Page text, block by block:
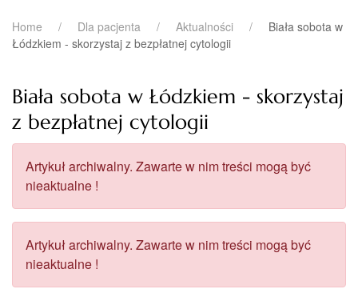
Home Dla pacjenta Aktualności
Biała sobota w
Łódzkiem - skorzystaj z bezpłatnej cytologii
Biała sobota w Łódzkiem - skorzystaj
z bezpłatnej cytologii
Artykuł archiwalny. Zawarte w nim treści mogą być
nieaktualne !
Artykuł archiwalny. Zawarte w nim treści mogą być
nieaktualne !